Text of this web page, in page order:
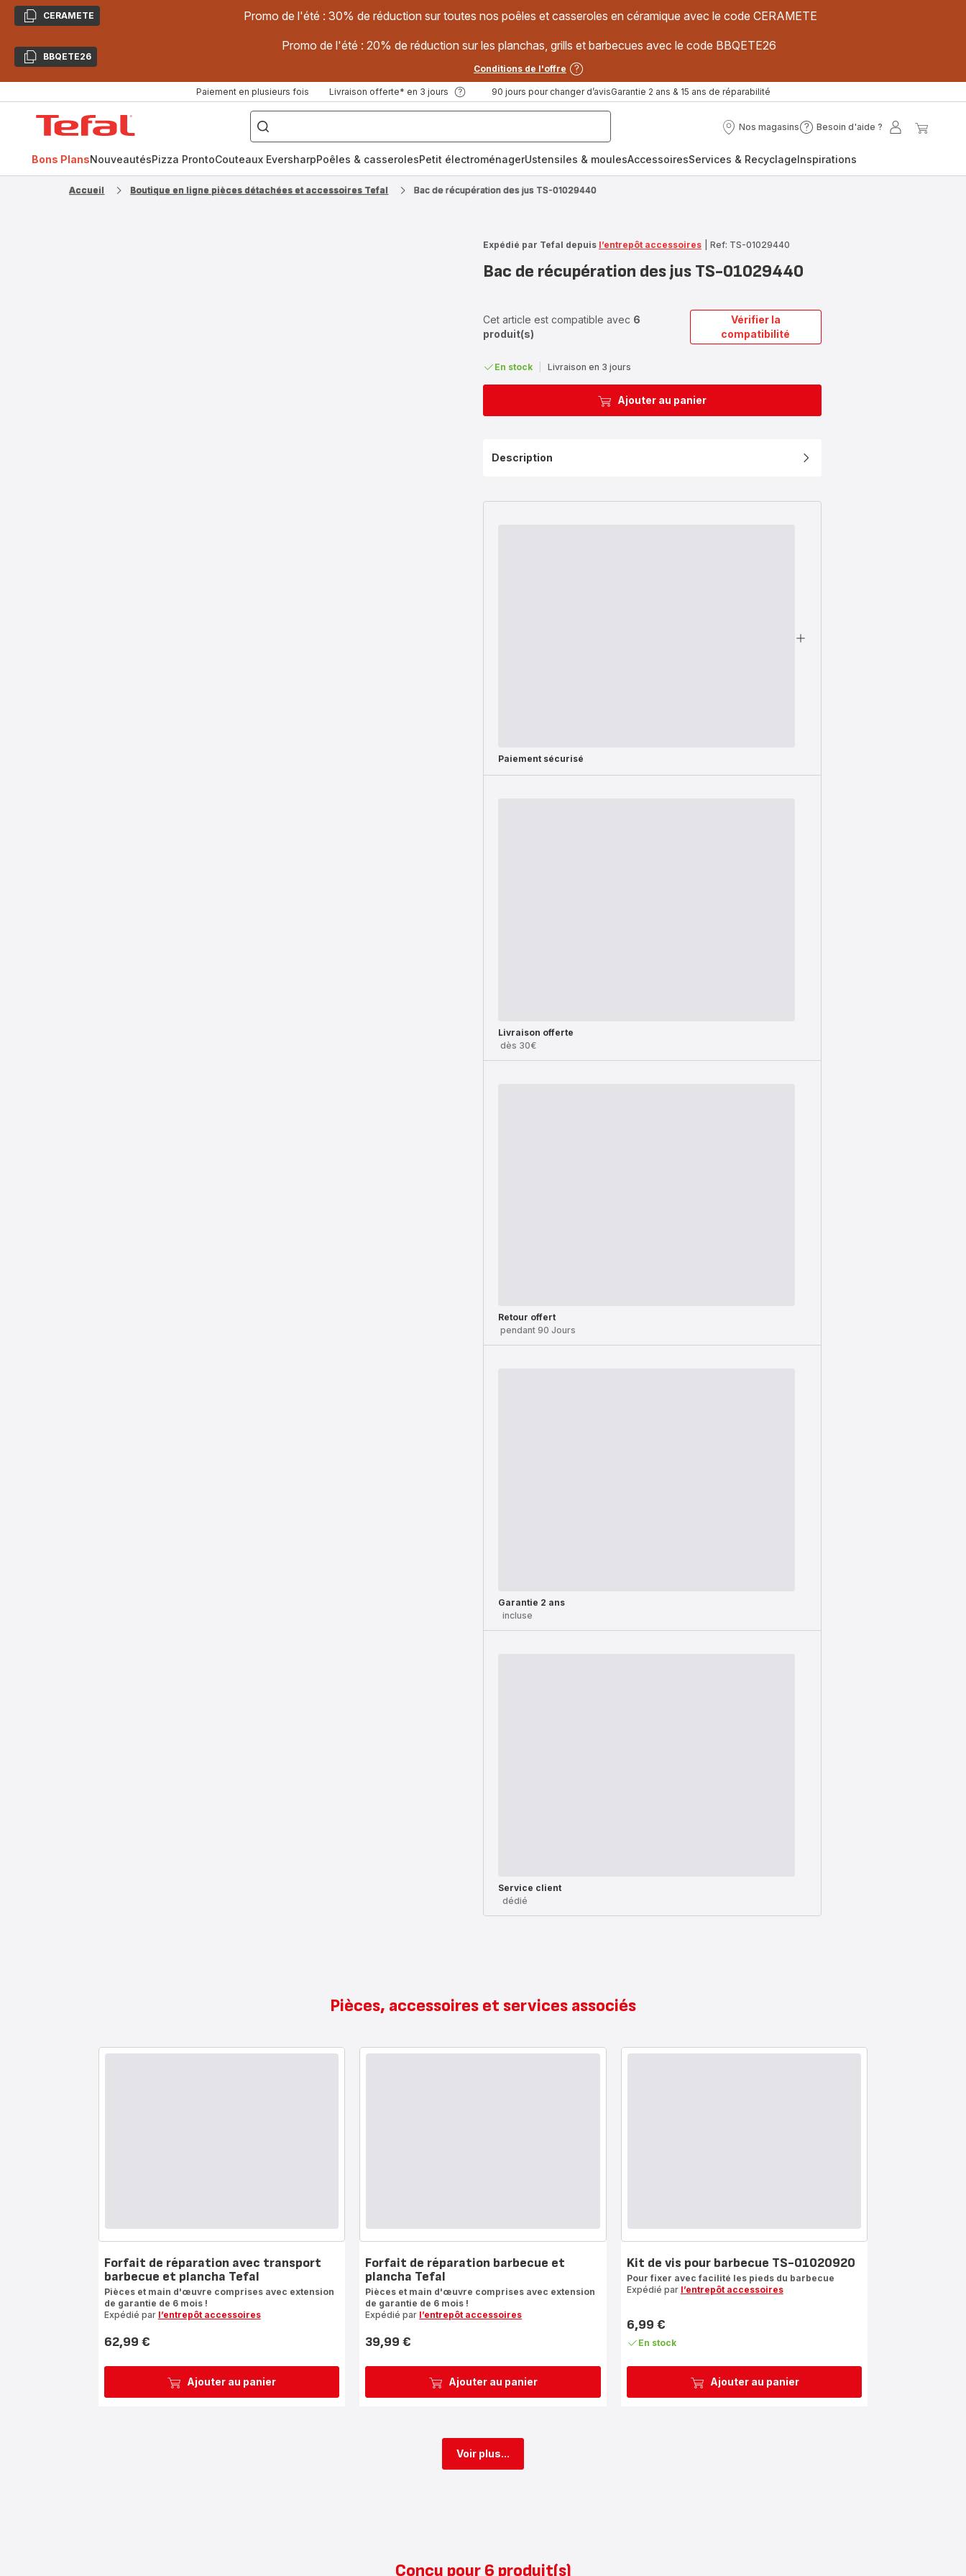
CopierCERAMETE Promo de l'été : 30% de réduction sur toutes nos poêles et casseroles en céramique avec le code CERAMETE
CopierBBQETE26
Promo de l'été : 20% de réduction sur les planchas, grills et barbecues avec le code BBQETE26
Conditions de l'offre
Paiement en plusieurs fois Livraison offerte* en 3 jours 90 jours pour changer d’avisGarantie 2 ans & 15 ans de réparabilité
["Poêles
inox,
Cake
Factory,
Nos magasins
Nos
Besoin d'aide ?
Besoin
?
Mon
Bons PlansNouveautésPizza ProntoCouteaux EversharpPoêles & casserolesPetit électroménagerUstensiles & moulesAccessoiresServices & RecyclageInspirations
Accueil Boutique en ligne pièces détachées et accessoires Tefal Bac de récupération des jus TS-01029440
Expédié par Tefal depuis l’entrepôt accessoires Ref: TS-01029440
Bac de récupération des jus TS-01029440
Cet article est compatible avec 6
produit(s)
Vérifier la
compatibilité
En stock Livraison en 3 jours
Ajouter au panier
Description
Paiement sécurisé
Livraison offerte
dès 30€
Retour offert
pendant 90 Jours
Garantie 2 ans
incluse
Service client
dédié
Pièces, accessoires et services associés
Ajouter au panier
Forfait de réparation avec transport
barbecue et plancha Tefal
Pièces et main d'œuvre comprises avec extension
de garantie de 6 mois !
Expédié par l’entrepôt accessoires
Prix
62,99 €
Ajouter au panier
Forfait de réparation barbecue et
plancha Tefal
Pièces et main d'œuvre comprises avec extension
de garantie de 6 mois !
Expédié par l’entrepôt accessoires
Prix
39,99 €
Ajouter au panier
Kit de vis pour barbecue TS-01020920
Pour fixer avec facilité les pieds du barbecue
Expédié par l’entrepôt accessoires
Prix
6,99 €
En stock
Voir plus...
Conçu pour 6 produit(s)